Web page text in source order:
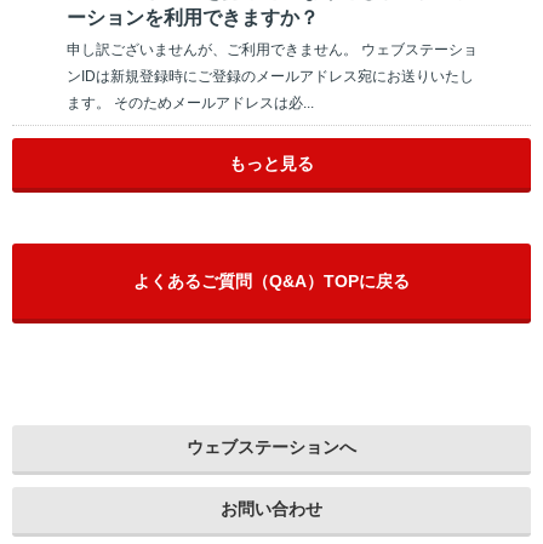
ーションを利用できますか？
申し訳ございませんが、ご利用できません。 ウェブステーショ
ンIDは新規登録時にご登録のメールアドレス宛にお送りいたし
ます。 そのためメールアドレスは必...
もっと見る
よくあるご質問（Q&A）TOPに戻る
ウェブステーションへ
お問い合わせ